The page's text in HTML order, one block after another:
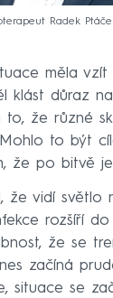
Radek
měla
klást důraz
to, že různé
to být
že po bitvě
že vidí světlo
rozšíří
že se
začíná
situace se